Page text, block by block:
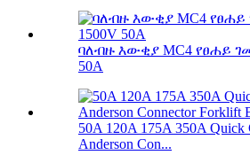
ባለብዙ እውቂያ MC4 የፀሐይ
50A
50A 120A 175A 350A Quick
Anderson Con...